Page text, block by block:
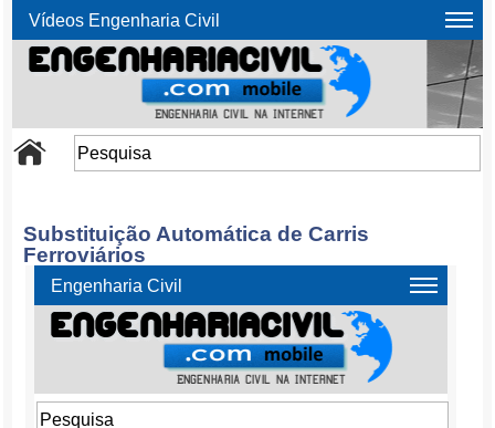
Vídeos Engenharia Civil
Substituição Automática de Carris
Ferroviários